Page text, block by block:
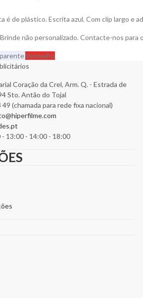
é de plástico. Escrita azul. Com clip largo e
não personalizado. Contacte-nos
Vermelho
Coração da Crel, Arm. Q. - Estrada de
Sto. Antão do Tojal
(chamada para rede fixa nacional)
- 13:00 - 14:00 - 18:00